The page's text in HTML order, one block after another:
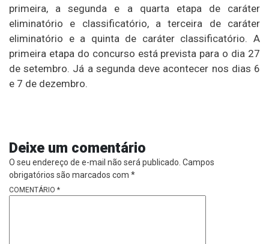
primeira, a segunda e a quarta etapa de caráter
eliminatório e classificatório, a terceira de caráter
eliminatório e a quinta de caráter classificatório. A
primeira etapa do concurso está prevista para o dia 27
de setembro. Já a segunda deve acontecer nos dias 6
e 7 de dezembro.
Deixe um comentário
O seu endereço de e-mail não será publicado. Campos
obrigatórios são marcados com *
COMENTÁRIO *